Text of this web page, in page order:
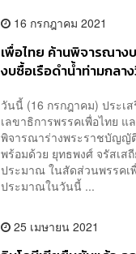
16 กรกฎาคม 2021
เพื่อไทย ค้านพิจารณาง
งบซื้อเรือดำน้ำท่ามกลา
วันนี้ (16 กรกฎาคม) ประเ
เลขาธิการพรรคเพื่อไทย
พิจารณาร่างพระราชบัญญั
พร้อมด้วย ยุทธพงศ์ จรัสเส
ประมาณ ในสัดส่วนพรรคเ
ประมาณในวันนี้ ...
25 เมษายน 2021